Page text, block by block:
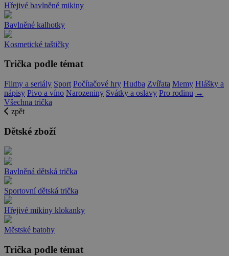
Hřejivé bavlněné mikiny
Bavlněné kalhotky
Kosmetické taštičky
Trička podle témat
Filmy a seriály Sport Počítačové hry Hudba Zvířata Memy Hlášky a
nápisy Pivo a víno Narozeniny Svátky a oslavy Pro rodinu →
Všechna trička
zpět
Dětské zboží
Bavlněná dětská trička
Sportovní dětská trička
Hřejivé mikiny klokanky
Městské batohy
Trička podle témat